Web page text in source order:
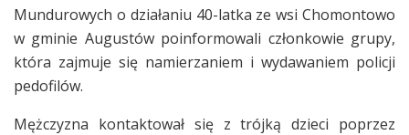
Mundurowych o działaniu 40-latka ze wsi Chomontowo
w gminie Augustów poinformowali członkowie grupy,
która zajmuje się namierzaniem i wydawaniem policji
pedofilów.
Mężczyzna kontaktował się z trójką dzieci poprzez